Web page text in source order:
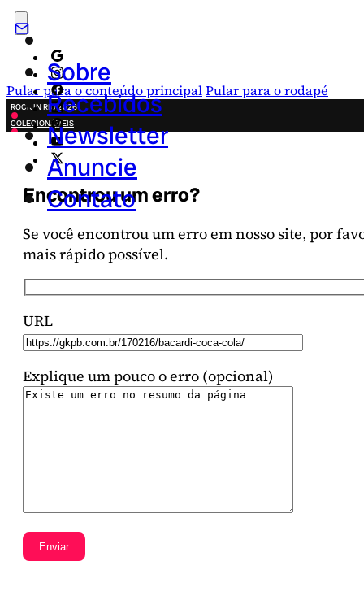
Pular para o conteúdo principalPular para o rodapé
Sobre
Recebidos
Newsletter
Anuncie
Contato
ROCK IN RIO 2026
COLECIONÁVEIS
FESTA JUNINA
NOVIDADES
CAMPANHAS CRIATIVAS
Encontrou um erro?
Se você encontrou um erro em nosso site, por
mais rápido possível.
URL
Explique um pouco o erro (opcional)